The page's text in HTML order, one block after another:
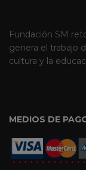
Fundación SM
genera el trabajo
cultura y la
MEDIOS DE